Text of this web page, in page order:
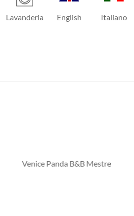
Lavanderia English Italiano